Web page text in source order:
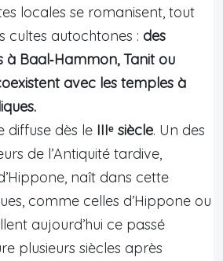
locales se romanisent, tout
cultes autochtones : des
à Baal‑Hammon, Tanit ou
avec les temples à
diffuse dès le IIIᵉ siècle. Un des
de l’Antiquité tardive,
naît dans cette
comme celles d’Hippone ou
aujourd’hui ce passé
plusieurs siècles après